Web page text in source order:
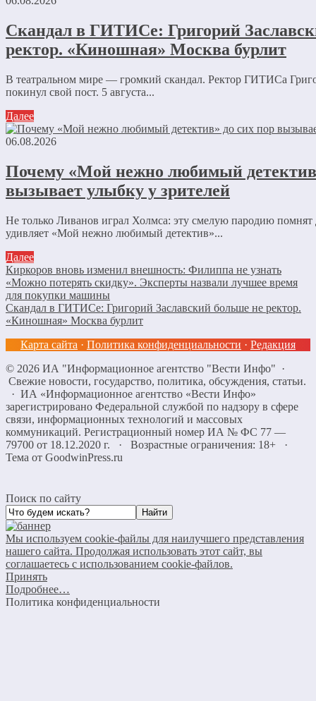
Скандал в ГИТИСе: Григорий
ректор. «Киношная» Москва бурлит
В театральном мире — громкий скандал. Ректор ГИТИСа
покинул свой пост. 5 августа...
Далее
06.08.2026
Почему «Мой нежно любимый
вызывает улыбку у зрителей
Не только Ливанов играл Холмса: эту смелую пародию
удивляет «Мой нежно любимый детектив»...
Далее
Киркоров вновь изменил внешность: Филиппа не узнать
«Можно потерять скидку». Эксперты назвали лучшее время
для покупки машины
Скандал в ГИТИСе: Григорий Заславский больше не ректор.
«Киношная» Москва бурлит
Карта сайта · Политика конфиденциальности · Редакция
© 2026 ИА "Информационное агентство "Вести Инфо" ·
Свежие новости, государство, политика, обсуждения, статьи.
· ИА «Информационное агентство «Вести Инфо»
зарегистрировано Федеральной службой по надзору в сфере
связи, информационных технологий и массовых
коммуникаций. Регистрационный номер ИА № ФС 77 —
79700 от 18.12.2020 г. · Возрастные ограничения: 18+
·
Тема от GoodwinPress.ru
Поиск по сайту
Мы используем cookie-файлы для наилучшего представления
нашего сайта. Продолжая использовать этот сайт, вы
соглашаетесь с использованием cookie-файлов.
Принять
Подробнее…
Политика конфиденциальности